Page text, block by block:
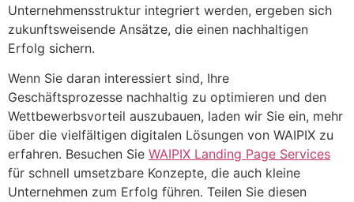
Unternehmensstruktur integriert werden, ergeben sich
zukunftsweisende Ansätze, die einen nachhaltigen
Erfolg sichern.
Wenn Sie daran interessiert sind, Ihre
Geschäftsprozesse nachhaltig zu optimieren und den
Wettbewerbsvorteil auszubauen, laden wir Sie ein, mehr
über die vielfältigen digitalen Lösungen von WAIPIX zu
erfahren. Besuchen Sie WAIPIX Landing Page Services
für schnell umsetzbare Konzepte, die auch kleine
Unternehmen zum Erfolg führen. Teilen Sie diesen